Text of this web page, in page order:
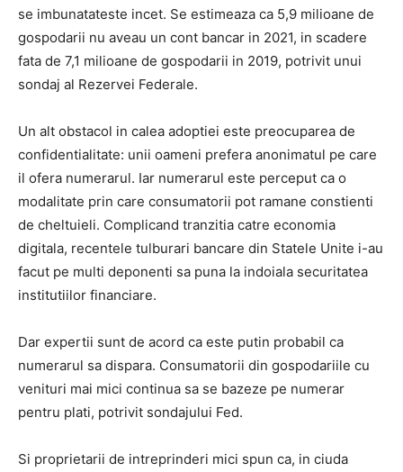
se imbunatateste incet. Se estimeaza ca 5,9 milioane de
gospodarii nu aveau un cont bancar in 2021, in scadere
fata de 7,1 milioane de gospodarii in 2019, potrivit unui
sondaj al Rezervei Federale.
Un alt obstacol in calea adoptiei este preocuparea de
confidentialitate: unii oameni prefera anonimatul pe care
il ofera numerarul. Iar numerarul este perceput ca o
modalitate prin care consumatorii pot ramane constienti
de cheltuieli. Complicand tranzitia catre economia
digitala, recentele tulburari bancare din Statele Unite i-au
facut pe multi deponenti sa puna la indoiala securitatea
institutiilor financiare.
Dar expertii sunt de acord ca este putin probabil ca
numerarul sa dispara. Consumatorii din gospodariile cu
venituri mai mici continua sa se bazeze pe numerar
pentru plati, potrivit sondajului Fed.
Si proprietarii de intreprinderi mici spun ca, in ciuda